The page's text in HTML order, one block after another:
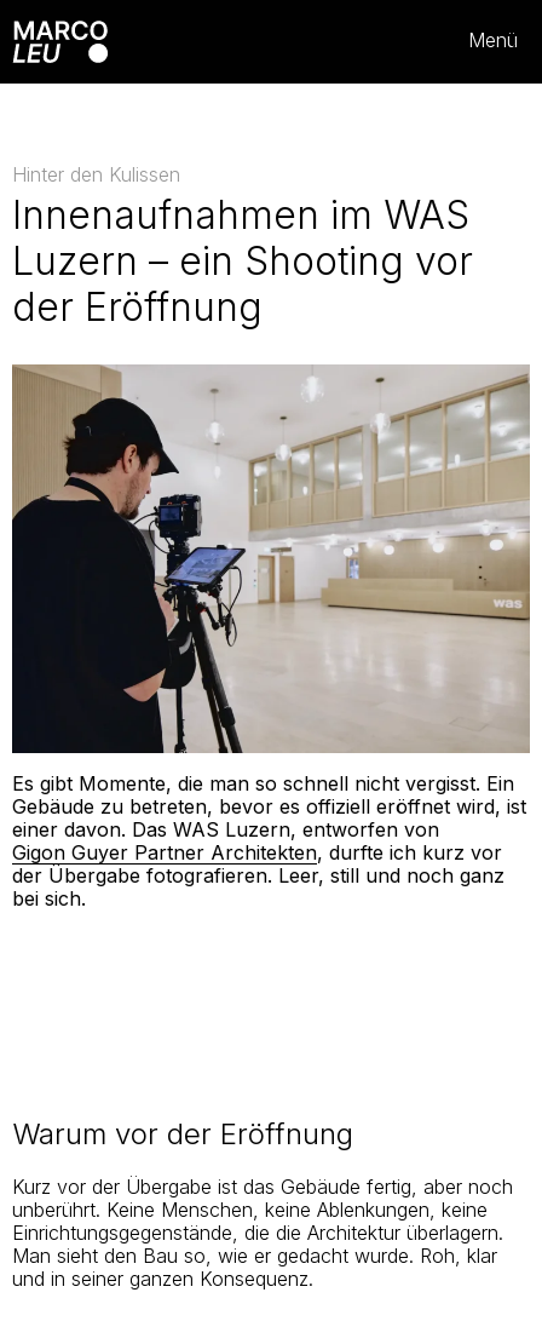
Menü
Hinter den Kulissen
Innenaufnahmen im WAS
Luzern – ein Shooting vor
der Eröffnung
Es gibt Momente, die man so schnell nicht vergisst. Ein
Gebäude zu betreten, bevor es offiziell eröffnet wird, ist
einer davon. Das WAS Luzern, entworfen von
Gigon Guyer Partner Architekten, durfte ich kurz vor
der Übergabe fotografieren. Leer, still und noch ganz
bei sich.
Warum vor der Eröffnung
Kurz vor der Übergabe ist das Gebäude fertig, aber noch
unberührt. Keine Menschen, keine Ablenkungen, keine
Einrichtungsgegenstände, die die Architektur überlagern.
Man sieht den Bau so, wie er gedacht wurde. Roh, klar
und in seiner ganzen Konsequenz.